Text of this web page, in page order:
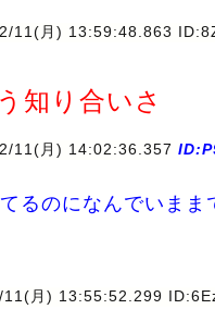
11(月) 13:59:48.863
知り合いさ
11(月) 14:02:36.357
るのになんでいま
月) 13:55:52.299